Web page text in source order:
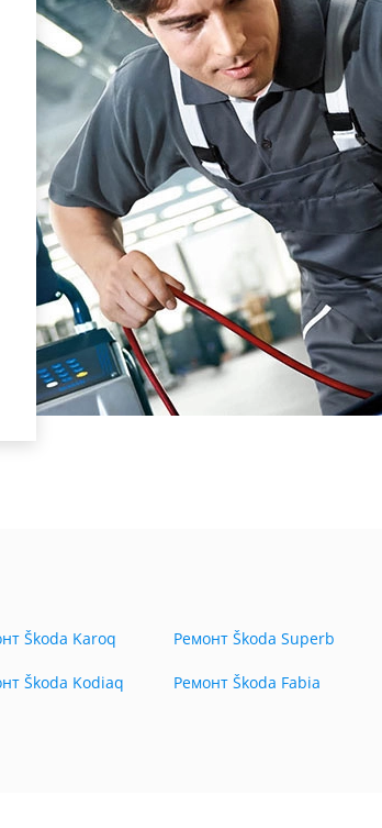
Škoda Karoq
Škoda Kodiaq
Ремонт Škoda Superb
Ремонт Škoda Fabia